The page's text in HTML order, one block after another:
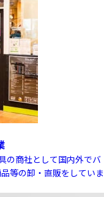
の商社として国内外でバ
等の卸・直販をしていま